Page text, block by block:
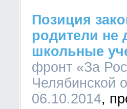
Позиция
родители не
школьные
фронт «За
Челябинской
06.10.2014